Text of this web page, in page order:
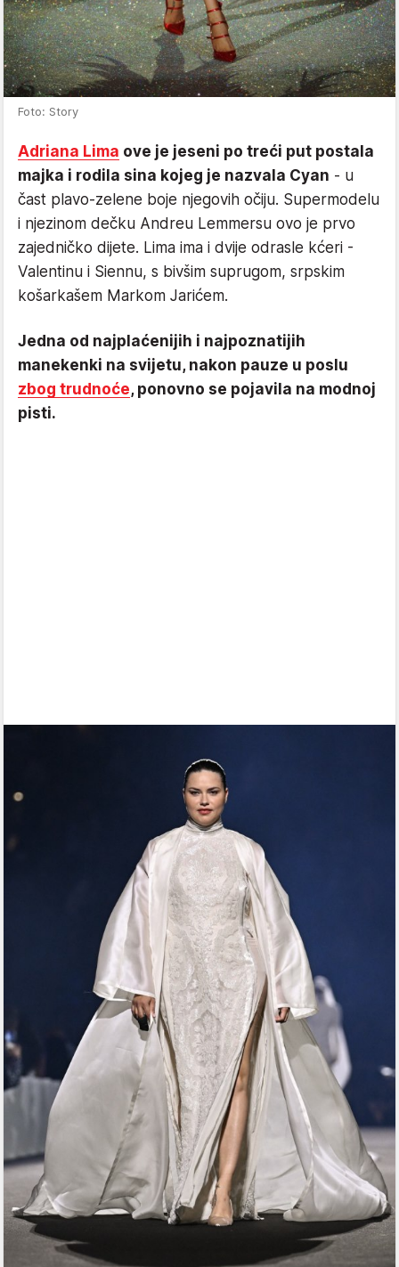
Foto: Story
Adriana Lima ove je jeseni po treći put postala
majka i rodila sina kojeg je nazvala Cyan - u
čast plavo-zelene boje njegovih očiju. Supermodelu
i njezinom dečku Andreu Lemmersu ovo je prvo
zajedničko dijete. Lima ima i dvije odrasle kćeri -
Valentinu i Siennu, s bivšim suprugom, srpskim
košarkašem Markom Jarićem.
Jedna od najplaćenijih i najpoznatijih
manekenki na svijetu, nakon pauze u poslu
zbog trudnoće, ponovno se pojavila na modnoj
pisti.